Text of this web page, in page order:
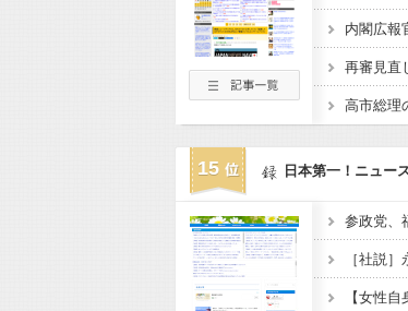
15 日本第一！ニュー
［社説